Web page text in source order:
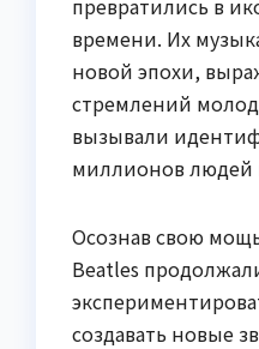
времени. Их
новой эпохи,
стремлений
вызывали
миллионов людей
Осознав свою
Beatles
создавать новые